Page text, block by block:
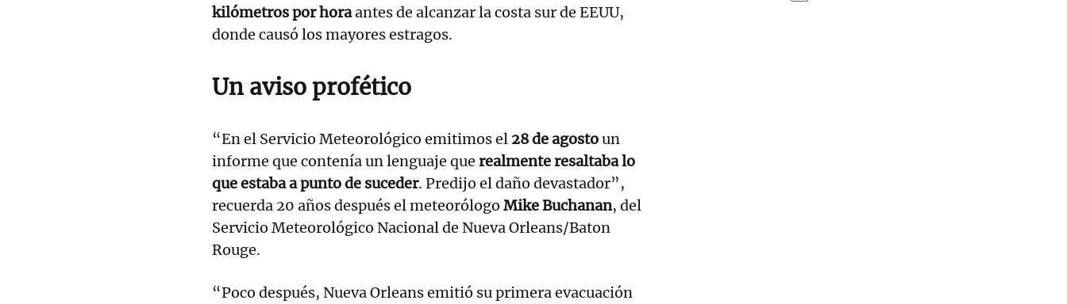
kilómetros por horaantes de alcanzar la costa sur de EEUU,
donde causó los mayores estragos.
Un aviso profético
“En el Servicio Meteorológico emitimos el 28 de agostoun
informe que contenía un lenguaje que realmente resaltaba lo
que estaba a punto de suceder. Predijo el daño devastador”,
recuerda 20 años después el meteorólogo Mike Buchanan, del
Servicio Meteorológico Nacional de Nueva Orleans/Baton
Rouge.
“Poco después, Nueva Orleans emitió su primera evacuación